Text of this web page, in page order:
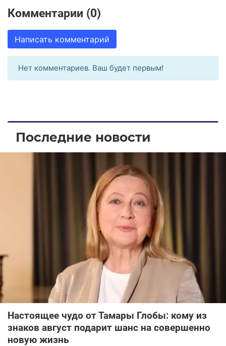
Комментарии (0)
Написать комментарий
Нет комментариев. Ваш будет первым!
Последние новости
Настоящее чудо от Тамары Глобы: кому из
знаков август подарит шанс на совершенно
новую жизнь